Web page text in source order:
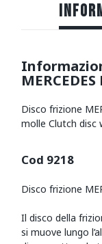
Disco frizione
molle Clutch disc
Cod 9218
Disco frizione
Il disco della
si muove lungo